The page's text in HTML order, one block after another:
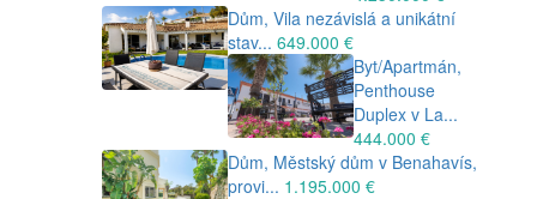
Dům, Vila nezávislá a unikátní
stav... 649.000 €
Byt/Apartmán,
Penthouse
Duplex v La...
444.000 €
Dům, Městský dům v Benahavís,
provi... 1.195.000 €